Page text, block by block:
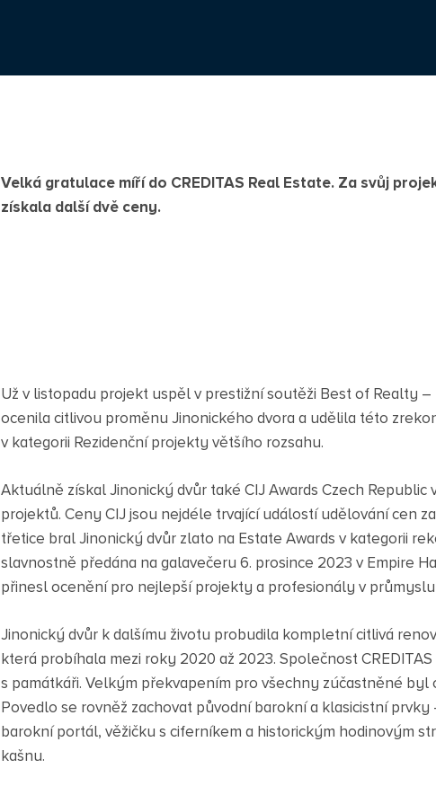
Velká gratulace míří do CREDITAS Real Estate. Za svůj
získala další dvě ceny.
Už v listopadu projekt uspěl v prestižní soutěži Best of Realty
ocenila citlivou proměnu Jinonického dvora a udělila této
v kategorii Rezidenční projekty většího rozsahu.
Aktuálně získal Jinonický dvůr také CIJ Awards Czech Republic
projektů. Ceny CIJ jsou nejdéle trvající událostí udělování cen
třetice bral Jinonický dvůr zlato na Estate Awards v kategorii
slavnostně předána na galavečeru 6. prosince 2023 v Empire
přinesl ocenění pro nejlepší projekty a profesionály v
Jinonický dvůr k dalšímu životu probudila kompletní citlivá
která probíhala mezi roky 2020 až 2023. Společnost
s památkáři. Velkým překvapením pro všechny zúčastněné byl
Povedlo se rovněž zachovat původní barokní a klasicistní
barokní portál, věžičku s ciferníkem a historickým hodinovým
kašnu.